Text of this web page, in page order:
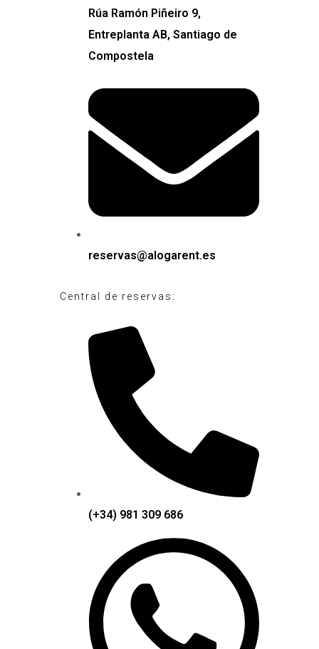
Rúa Ramón Piñeiro 9,
Entreplanta AB, Santiago de
Compostela
reservas@alogarent.es
Central de reservas:
(+34) 981 309 686